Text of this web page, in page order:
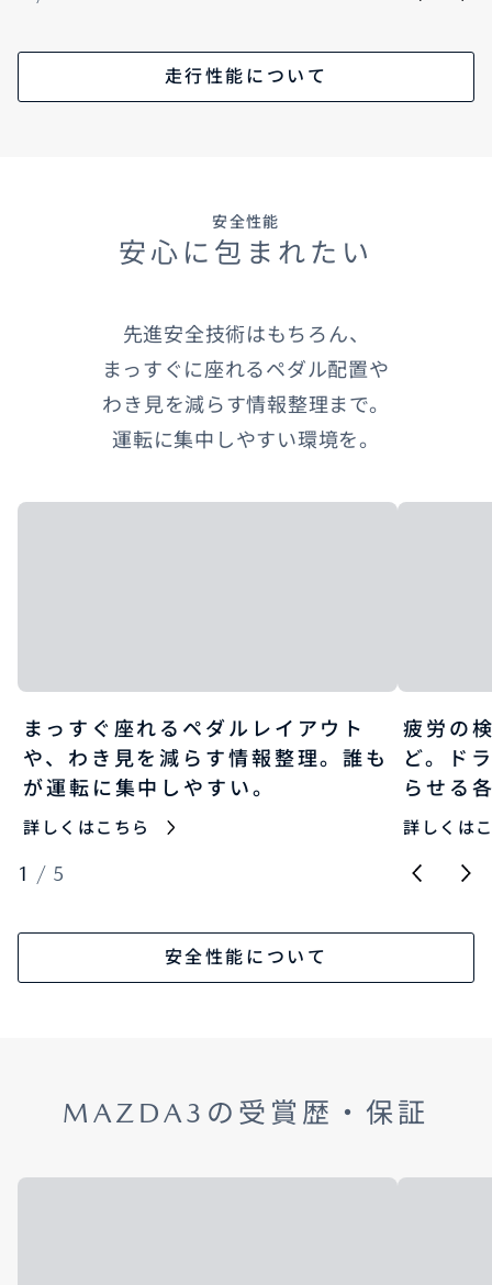
走行性能について
安全性能
安心に包まれたい
先進安全技術はもちろん、
まっすぐに座れるペダル配置や
わき見を減らす情報整理まで。
運転に集中しやすい環境を。​
まっすぐ座れるペダルレイアウト
や、わき見を減らす情報整理。誰も
が運転に集中しやすい。
詳しくはこちら
疲労の
ど。ド
らせる
詳しくは
1 / 5
安全性能について
MAZDA3の受賞歴・保証